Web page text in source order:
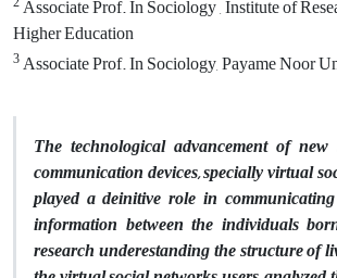
Associate Prof. In Sociology , Institute of
Higher Education
3Associate Prof. In Sociology, Payame Noor
The technological advancement of
communication devices, specially virtual
played a deinitive role in
information between the individuals
research underestanding the structure of